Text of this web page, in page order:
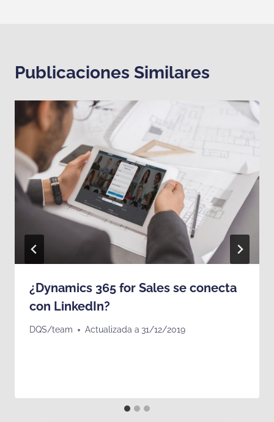
Publicaciones Similares
¿Dynamics 365 for Sales se conecta
con LinkedIn?
DQS/team Actualizada a 31/12/2019